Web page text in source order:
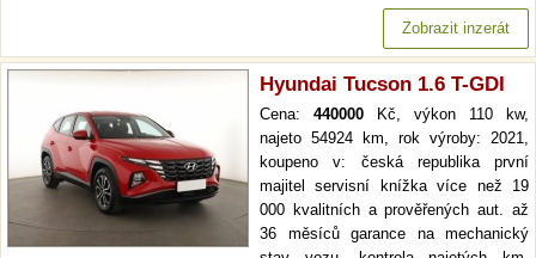
Zobrazit inzerát
Hyundai Tucson 1.6 T-GDI
Cena: 440000 Kč, výkon 110 kw,
najeto 54924 km, rok výroby: 2021,
koupeno v: česká republika první
majitel servisní knížka více než 19
000 kvalitních a prověřených aut. až
36 měsíců garance na mechanický